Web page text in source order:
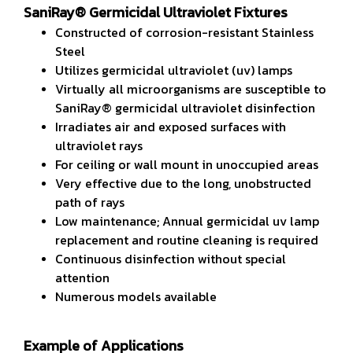
SaniRay® Germicidal Ultraviolet Fixtures
Constructed of corrosion-resistant Stainless
Steel
Utilizes germicidal ultraviolet (uv) lamps
Virtually all microorganisms are susceptible to
SaniRay® germicidal ultraviolet disinfection
Irradiates air and exposed surfaces with
ultraviolet rays
For ceiling or wall mount in unoccupied areas
Very effective due to the long, unobstructed
path of rays
Low maintenance; Annual germicidal uv lamp
replacement and routine cleaning is required
Continuous disinfection without special
attention
Numerous models available
Example of Applications